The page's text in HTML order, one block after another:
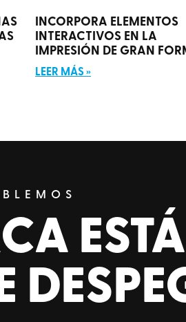
INCORPORA ELEMENTOS
INTERACTIVOS EN LA
IMPRESIÓN DE GRAN
LEER MÁS »